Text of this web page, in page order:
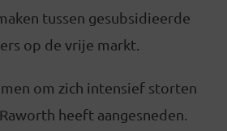
tussen gesubsidieerde
op de vrije markt.
om zich intensief storten
heeft aangesneden.